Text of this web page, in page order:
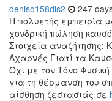
deniso158dls2 247
Η πολυετής εμπειρία
χονδρική πώληση
Στοιχεία
Αχαρνές Γιατί τα
Όχι με τον Τόνο
για τη θέρμανση του
αίσθηση ζεστασιάς σε